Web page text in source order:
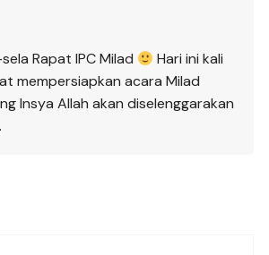
Rapat IPC Milad
Hari ini kali
mempersiapkan acara Milad
Insya Allah akan diselenggarakan